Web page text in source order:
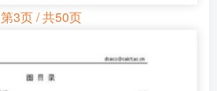
第3页 / 共50页